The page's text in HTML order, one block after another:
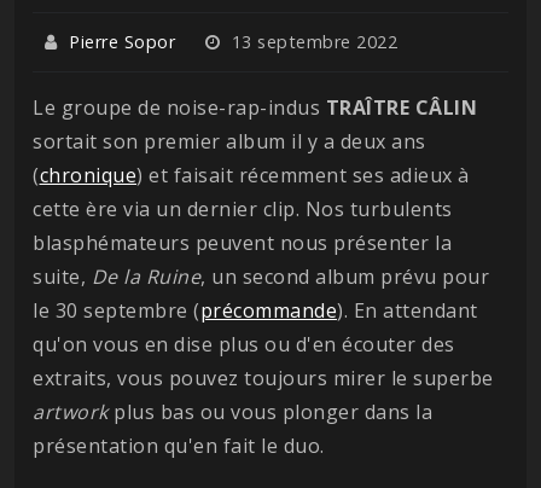
Pierre Sopor 13 septembre 2022
Le groupe de noise-rap-indus TRAÎTRE CÂLIN
sortait son premier album il y a deux ans
(chronique) et faisait récemment ses adieux à
cette ère via un dernier clip. Nos turbulents
blasphémateurs peuvent nous présenter la
suite, De la Ruine, un second album prévu pour
le 30 septembre (précommande). En attendant
qu'on vous en dise plus ou d'en écouter des
extraits, vous pouvez toujours mirer le superbe
artworkplus bas ou vous plonger dans la
présentation qu'en fait le duo.